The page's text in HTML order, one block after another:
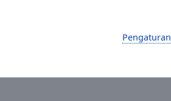
Pengaturan